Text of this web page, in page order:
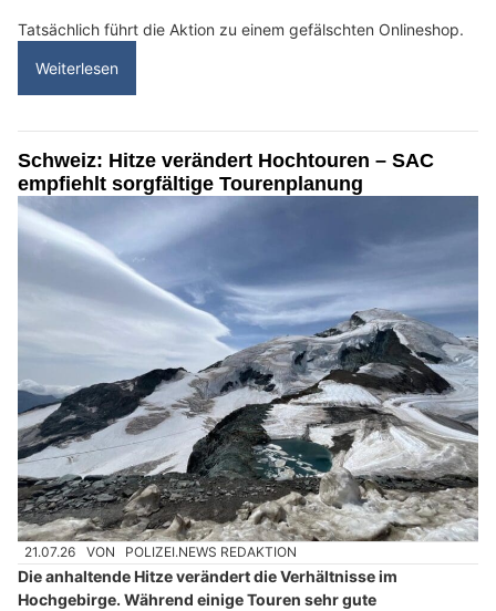
Tatsächlich führt die Aktion zu einem gefälschten Onlineshop.
Weiterlesen
Schweiz: Hitze verändert Hochtouren – SAC
empfiehlt sorgfältige Tourenplanung
21.07.26 VON POLIZEI.NEWS REDAKTION
Die anhaltende Hitze verändert die Verhältnisse im
Hochgebirge. Während einige Touren sehr gute